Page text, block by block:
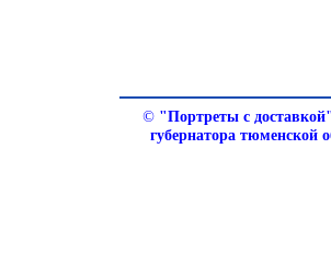
© "Портреты с
губернатора тюменской